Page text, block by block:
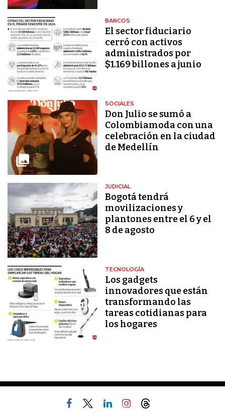
BANCOS
El sector fiduciario
cerró con activos
administrados por
$1.169 billones a junio
SOCIALES
Don Julio se sumó a
Colombiamoda con una
celebración en la ciudad
de Medellín
JUDICIAL
Bogotá tendrá
movilizaciones y
plantones entre el 6 y el
8 de agosto
TECNOLOGÍA
Los gadgets
innovadores que están
transformando las
tareas cotidianas para
los hogares